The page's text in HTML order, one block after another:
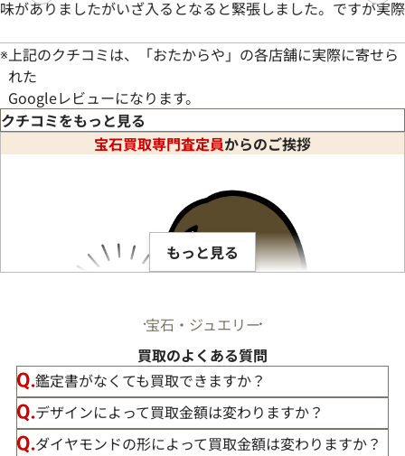
きを読む
M.M.様
★★★★★5
※上記のクチコミは、「おたからや」の各店舗に実際に寄せら
れた
Googleレビューになります。
クチコミをもっと見る
宝石買取専門査定員からのご挨拶
もっと見る
宝石・ジュエリー
買取のよくある質問
鑑定書がなくても買取できますか？
デザインによって買取金額は変わりますか？
ダイヤモンドの形によって買取金額は変わりますか？